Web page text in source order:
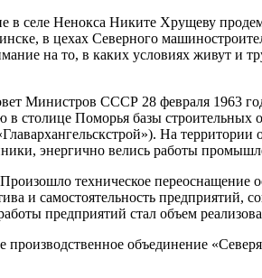
в селе Ненокса Никите Хрущеву
в цехах Северного
на то, в каких условиях живут и
Министров СССР 28 февраля 1963
в столице Поморья базы
На
энергично велись работы
техническое переоснащение
и самостоятельность предприятий,
предприятий стал объем
производственное объединение